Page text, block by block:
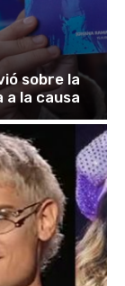
sobre la
a la causa